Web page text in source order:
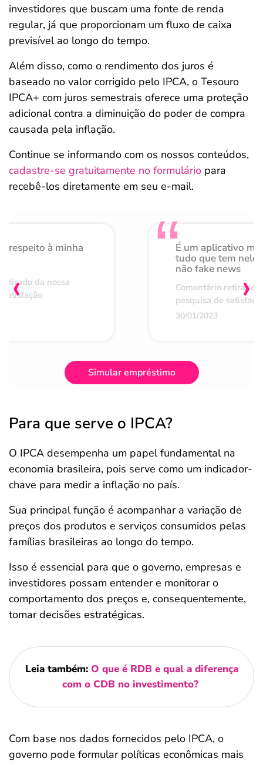
investidores que buscam uma fonte de renda
regular, já que proporcionam um fluxo de caixa
previsível ao longo do tempo.
Além disso, como o rendimento dos juros é
baseado no valor corrigido pelo IPCA, o Tesouro
IPCA+ com juros semestrais oferece uma proteção
adicional contra a diminuição do poder de compra
causada pela inflação.
Continue se informando com os nossos conteúdos,
cadastre-se gratuitamente no formulário para
recebê-los diretamente em seu e-mail.
respeito à minha
da nossa
É um aplicativo
tudo que tem nele
não fake news
Comentário retirado
pesquisa de
30/01/2023
‹ ›
Simular empréstimo
Para que serve o IPCA?
O IPCA desempenha um papel fundamental na
economia brasileira, pois serve como um indicador-
chave para medir a inflação no país.
Sua principal função é acompanhar a variação de
preços dos produtos e serviços consumidos pelas
famílias brasileiras ao longo do tempo.
Isso é essencial para que o governo, empresas e
investidores possam entender e monitorar o
comportamento dos preços e, consequentemente,
tomar decisões estratégicas.
Leia também: O que é RDB e qual a diferença
com o CDB no investimento?
Com base nos dados fornecidos pelo IPCA, o
governo pode formular políticas econômicas mais